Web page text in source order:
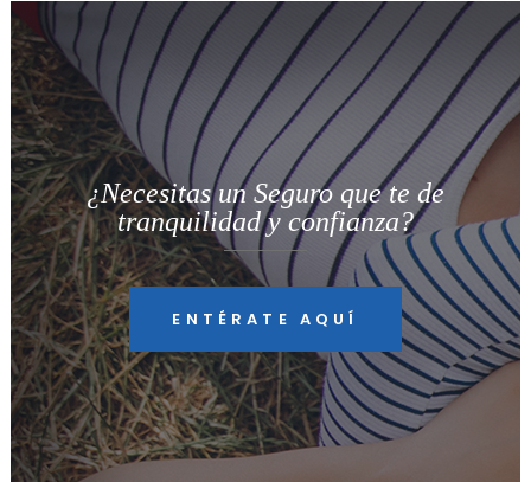
¿Necesitas un Seguro que te de
tranquilidad y confianza?
ENTÉRATE AQUÍ